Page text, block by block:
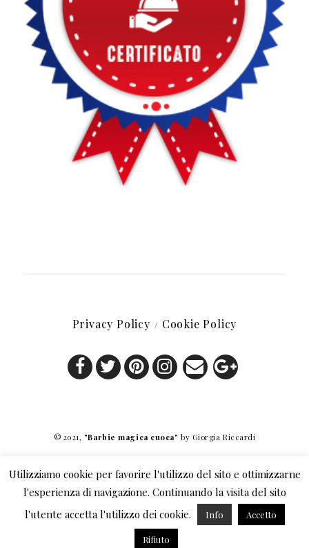
Privacy Policy Cookie Policy
© 2021, "Barbie magica cuoca" by Giorgia Riccardi
Utilizziamo cookie per favorire l'utilizzo del sito e ottimizzarne
l'esperienza di navigazione. Continuando la visita del sito
l'utente accetta l'utilizzo dei cookie.
Info Accetto
Rifiuto